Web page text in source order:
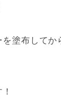
を塗布してか